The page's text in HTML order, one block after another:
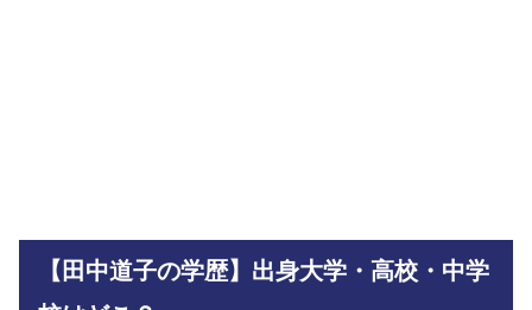
【田中道子の学歴】出身大学・高校・中学